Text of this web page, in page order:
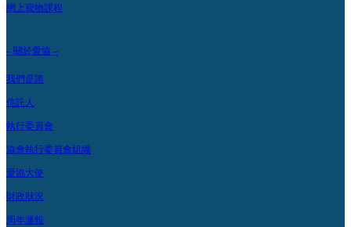
網上寵物課程
– 關於愛協 –
我們是誰
信託人
執行委員會
協會執行委員會組織
愛協大使
財政狀況
周年滙報